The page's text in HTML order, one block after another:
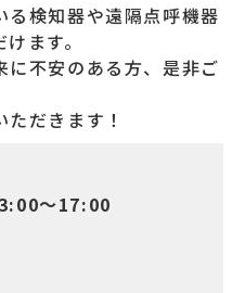
る検知器や遠隔点呼機器
ます。
不安のある方、是非ご
だきます！
～17:00